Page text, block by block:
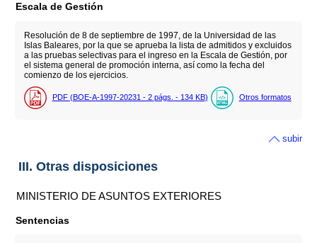
Escala de Gestión
Resolución de 8 de septiembre de 1997, de la Universidad de las
Islas Baleares, por la que se aprueba la lista de admitidos y excluidos
a las pruebas selectivas para el ingreso en la Escala de Gestión, por
el sistema general de promoción interna, así como la fecha del
comienzo de los ejercicios.
PDF (BOE-A-1997-20231 - 2 págs. - 134 KB) Otros formatos
subir
III. Otras disposiciones
MINISTERIO DE ASUNTOS EXTERIORES
Sentencias